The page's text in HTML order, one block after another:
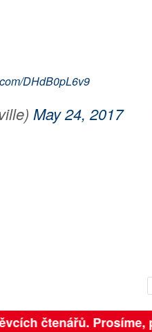
DHdB0pL6v9
May 24, 2017
čtenářů. Prosíme,